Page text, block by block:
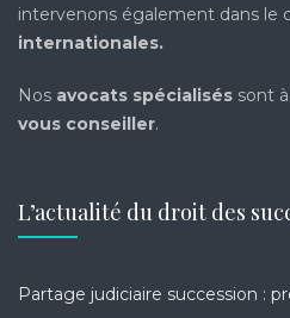
intervenons également dans le
internationales.
Nos avocats spécialisés sont
vous conseiller.
L’actualité du droit des
Partage judiciaire succession :